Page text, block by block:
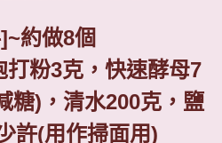
]~約做8個
打粉3克，快速酵母7
糖) ，清水200克，鹽
許(用作掃面用)